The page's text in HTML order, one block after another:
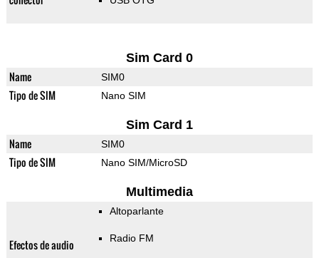
Sim Card 0
Name SIM0
Tipo de SIM Nano SIM
Sim Card 1
Name SIM0
Tipo de SIM Nano SIM/MicroSD
Multimedia
Efectos de audio
Altoparlante
Radio FM